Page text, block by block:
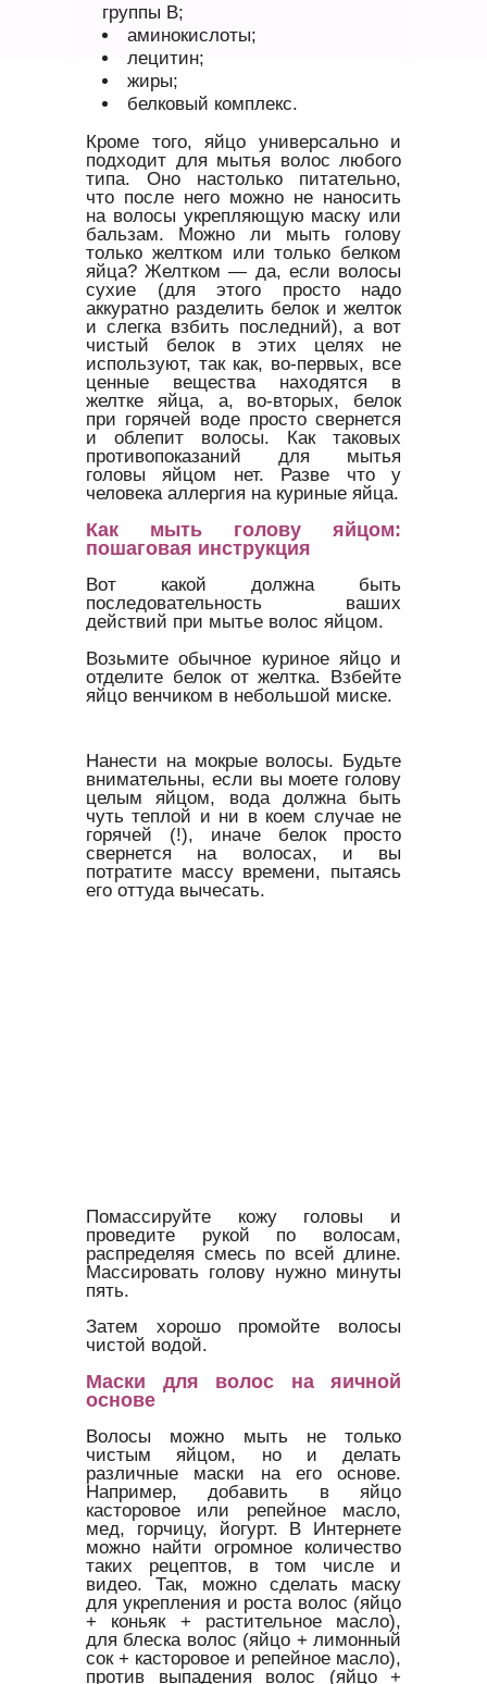
группы В;
аминокислоты;
лецитин;
жиры;
белковый комплекс.
Кроме того, яйцо универсально и
подходит для мытья волос любого
типа. Оно настолько питательно,
что после него можно не наносить
на волосы укрепляющую маску или
бальзам. Можно ли мыть голову
только желтком или только белком
яйца? Желтком — да, если волосы
сухие (для этого просто надо
аккуратно разделить белок и желток
и слегка взбить последний), а вот
чистый белок в этих целях не
используют, так как, во-первых, все
ценные вещества находятся в
желтке яйца, а, во-вторых, белок
при горячей воде просто свернется
и облепит волосы. Как таковых
противопоказаний для мытья
головы яйцом нет. Разве что у
человека аллергия на куриные яйца.
Как мыть голову яйцом:
пошаговая инструкция
Вот какой должна быть
последовательность ваших
действий при мытье волос яйцом.
Возьмите обычное куриное яйцо и
отделите белок от желтка. Взбейте
яйцо венчиком в небольшой миске.
Нанести на мокрые волосы. Будьте
внимательны, если вы моете голову
целым яйцом, вода должна быть
чуть теплой и ни в коем случае не
горячей (!), иначе белок просто
свернется на волосах, и вы
потратите массу времени, пытаясь
его оттуда вычесать.
Помассируйте кожу головы и
проведите рукой по волосам,
распределяя смесь по всей длине.
Массировать голову нужно минуты
пять.
Затем хорошо промойте волосы
чистой водой.
Маски для волос на яичной
основе
Волосы можно мыть не только
чистым яйцом, но и делать
различные маски на его основе.
Например, добавить в яйцо
касторовое или репейное масло,
мед, горчицу, йогурт. В Интернете
можно найти огромное количество
таких рецептов, в том числе и
видео. Так, можно сделать маску
для укрепления и роста волос (яйцо
+ коньяк + растительное масло),
для блеска волос (яйцо + лимонный
сок + касторовое и репейное масло),
против выпадения волос (яйцо +